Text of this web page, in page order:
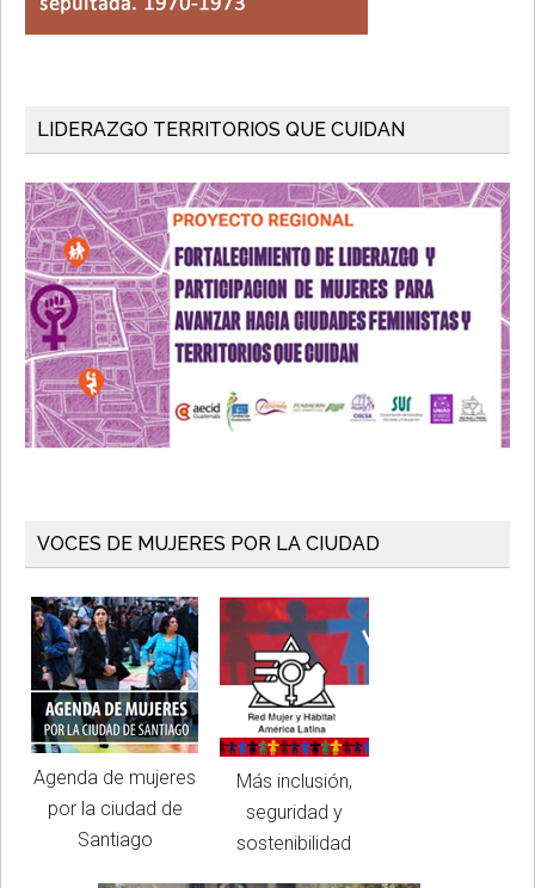
LIDERAZGO TERRITORIOS QUE CUIDAN
VOCES DE MUJERES POR LA CIUDAD
Agenda de mujeres
por la ciudad de
Santiago
Más inclusión,
seguridad y
sostenibilidad